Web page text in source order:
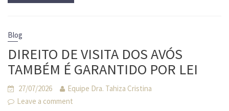
Blog
DIREITO DE VISITA DOS AVÓS
TAMBÉM É GARANTIDO POR LEI
27/07/2026
Equipe Dra. Tahiza Cristina
Leave a comment